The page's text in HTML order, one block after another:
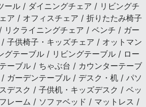
ール / ダイニングチェア / リビングチ
ア / オフィスチェア / 折りたたみ椅子
リクライニングチェア / ベンチ / ガー
子供椅子・キッズチェア / オットマン
グテーブル / リビングテーブル / ロー
ーブル / ちゃぶ台 / カウンターテーブ
ガーデンテーブル / デスク・机 / パソ
デスク / 子供机・キッズデスク / ベッ
レーム / ソファベッド / マットレス /